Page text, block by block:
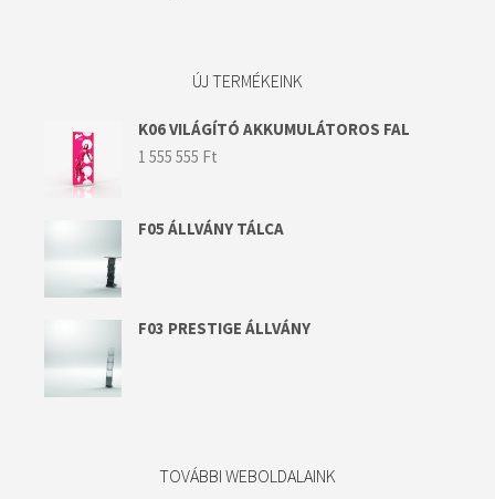
ÚJ TERMÉKEINK
K06 VILÁGÍTÓ AKKUMULÁTOROS FAL
1 555 555 Ft
F05 ÁLLVÁNY TÁLCA
F03 PRESTIGE ÁLLVÁNY
TOVÁBBI WEBOLDALAINK